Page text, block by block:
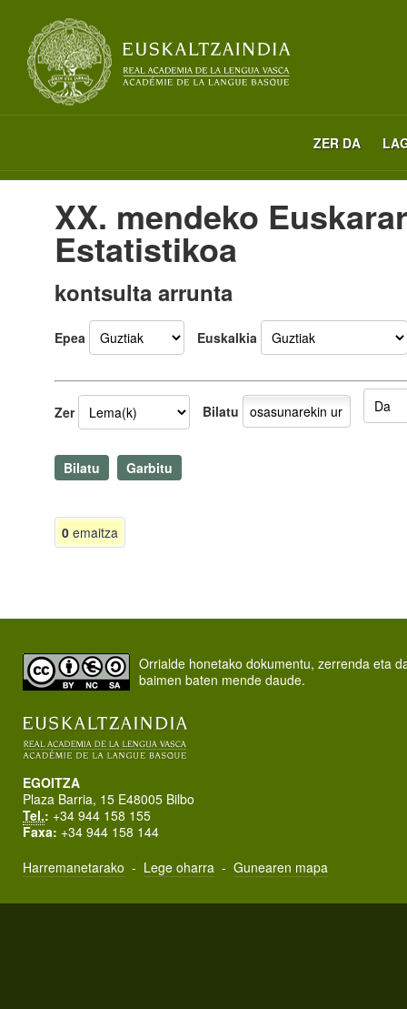
ZER DA
XX. mendeko
Estatistikoa
kontsulta arrunta
Epea Euskalkia
Zer Bilatu
0 emaitza
Orrialde honetako dokumentu, zerrenda eta
baimen baten mende daude.
EGOITZA
Plaza Barria, 15 E48005 Bilbo
Tel.: +34 944 158 155
Faxa: +34 944 158 144
Harremanetarako - Lege oharra - Gunearen mapa